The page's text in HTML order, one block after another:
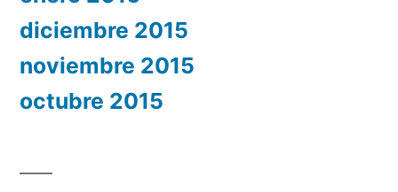
diciembre 2015
noviembre 2015
octubre 2015